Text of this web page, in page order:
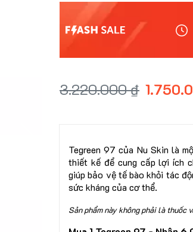
3.220.000 ₫
Tegreen 97 của Nu Skin là
thiết kế để cung cấp lợi ích
giúp bảo vệ tế bào khỏi tác
sức kháng của cơ thể.
Sản phẩm này không phải là thuốc